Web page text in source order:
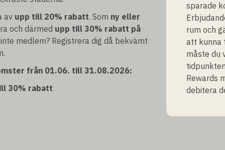
av upp till 20% rabatt. Som ny eller
och därmed upp till 30% rabatt på
medlem? Registrera dig då bekvämt
från 01.06. till 31.08.2026:
30% rabatt
sparade
rum och
att kunna
måste du
Rewards
debitera